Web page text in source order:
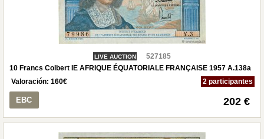
LIVE AUCTION
527185
10 Francs Colbert IE AFRIQUE ÉQUATORIALE FRANÇAISE 1957 A.138a
Valoración: 160€ 2 participantes
EBC 202 €